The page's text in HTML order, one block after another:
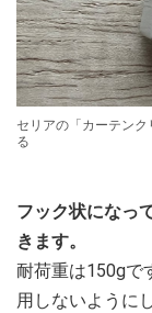
セリアの「カーテン
る
フック状になっ
きます。
耐荷重は150gで
用しないように